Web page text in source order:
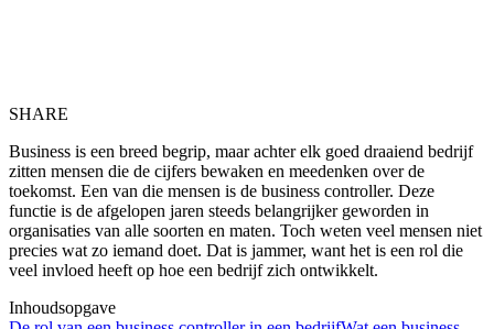
SHARE
Business is een breed begrip, maar achter elk goed draaiend bedrijf
zitten mensen die de cijfers bewaken en meedenken over de
toekomst. Een van die mensen is de business controller. Deze
functie is de afgelopen jaren steeds belangrijker geworden in
organisaties van alle soorten en maten. Toch weten veel mensen niet
precies wat zo iemand doet. Dat is jammer, want het is een rol die
veel invloed heeft op hoe een bedrijf zich ontwikkelt.
Inhoudsopgave